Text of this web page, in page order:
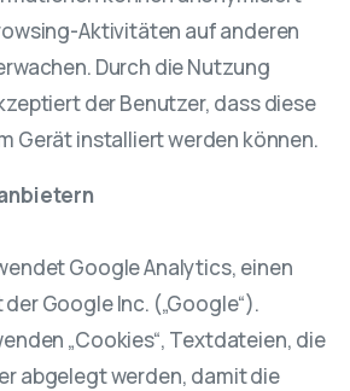
Aktivitäten auf anderen
Durch die Nutzung
der Benutzer, dass diese
Gerät installiert werden können.
Google Analytics, einen
Google Inc. („Google“).
„Cookies“, Textdateien, die
abgelegt werden, damit die